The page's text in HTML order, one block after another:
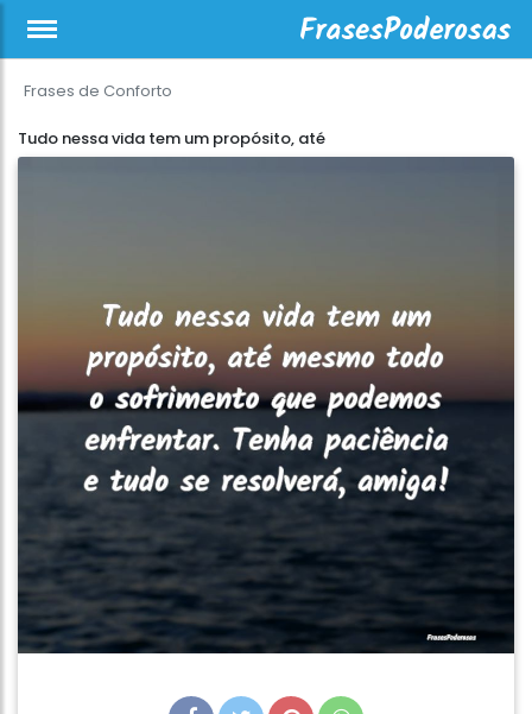
Frases de Conforto
Tudo nessa vida tem um propósito, até